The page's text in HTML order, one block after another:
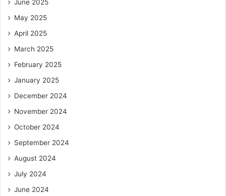
June 2025
May 2025
April 2025
March 2025
February 2025
January 2025
December 2024
November 2024
October 2024
September 2024
August 2024
July 2024
June 2024